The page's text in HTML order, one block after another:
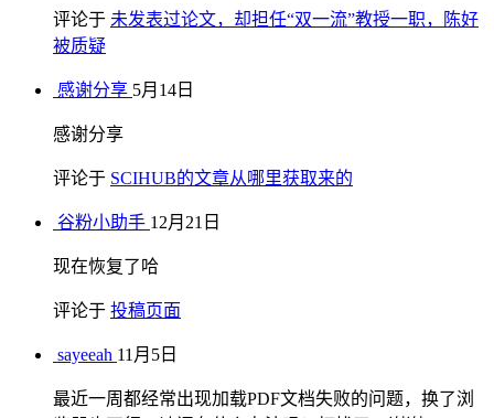
评论于 未发表过论文，却担任“双一流”教授一职，陈好
被质疑
感谢分享 5月14日
感谢分享
评论于 SCIHUB的文章从哪里获取来的
谷粉小助手 12月21日
现在恢复了哈
评论于 投稿页面
sayeeah 11月5日
最近一周都经常出现加载PDF文档失败的问题，换了浏